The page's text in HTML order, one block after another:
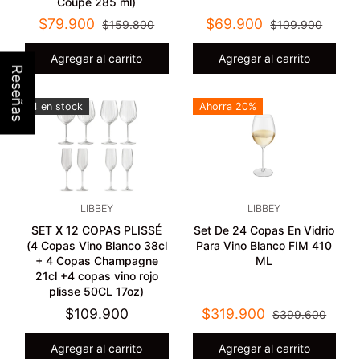
Reseñas
$79.900 $159.800
Agregar al carrito
$69.900 $109.900
Agregar al carrito
4 en stock
LIBBEY
SET X 12 COPAS PLISSÉ
(4 Copas Vino Blanco 38cl
+ 4 Copas Champagne
21cl +4 copas vino rojo
plisse 50CL 17oz)
$109.900
Agregar al carrito
Ahorra 20%
LIBBEY
Set De 24 Copas En Vidrio
Para Vino Blanco FIM 410
ML
$319.900 $399.600
Agregar al carrito